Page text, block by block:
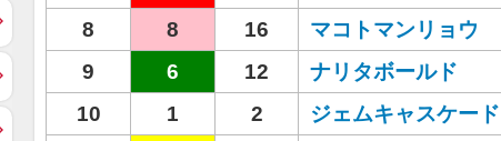
8
8 16 マコトマンリョウ
9
6 12 ナリタボールド
10
1 2 ジェムキャスケード